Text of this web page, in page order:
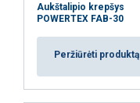
Aukštalipio krepšys
POWERTEX FAB-30
Peržiūrėti produktą